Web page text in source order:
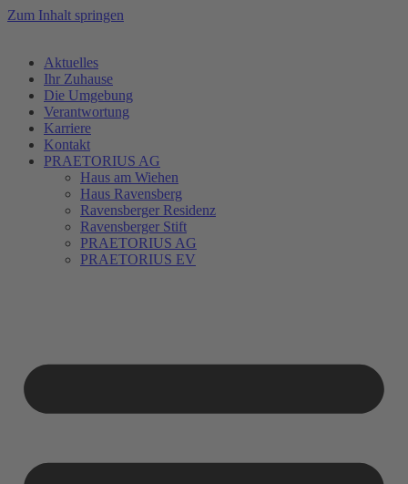
Zum Inhalt springen
Aktuelles
Ihr Zuhause
Die Umgebung
Verantwortung
Karriere
Kontakt
PRAETORIUS AG
Haus am Wiehen
Haus Ravensberg
Ravensberger Residenz
Ravensberger Stift
PRAETORIUS AG
PRAETORIUS EV